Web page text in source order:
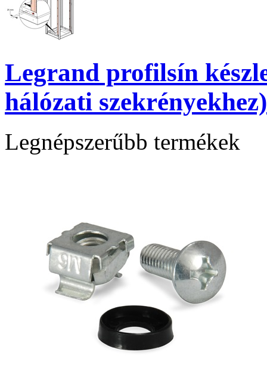
Legrand profilsín
hálózati szekrényekhez)
Legnépszerűbb termékek